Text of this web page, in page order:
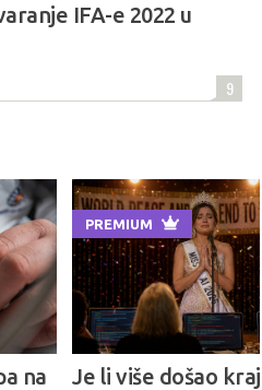
IFA-e 2022 u
9
na
PREMIUM
Je li više došao kraj